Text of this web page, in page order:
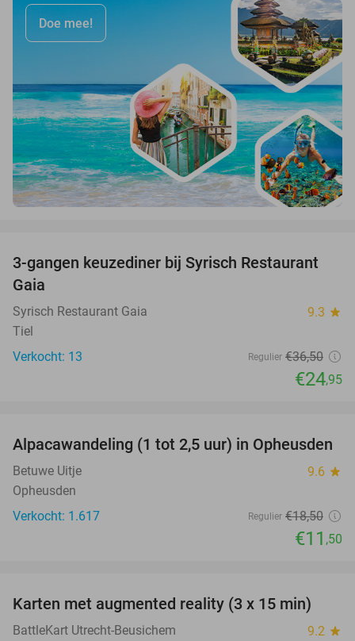
Doe mee!
32%
3-gangen keuzediner bij Syrisch Restaurant
Gaia
Syrisch Restaurant Gaia 9.3 star
Tiel
Verkocht: 13
Regulier €36,50
€24,95
38%
Alpacawandeling (1 tot 2,5 uur) in Opheusden
Betuwe Uitje 9.6 star
Opheusden
Verkocht: 1.617
Regulier €18,50
€11 ,50
35%
Karten met augmented reality (3 x 15 min)
BattleKart Utrecht-Beusichem 9.2 star